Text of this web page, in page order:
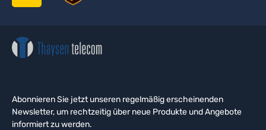
Abonnieren Sie jetzt unseren regelmäßig erscheinenden
Newsletter, um rechtzeitig über neue Produkte und Angebote
informiert zu werden.